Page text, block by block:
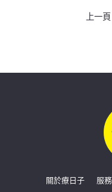
上一頁
關於療日子 服